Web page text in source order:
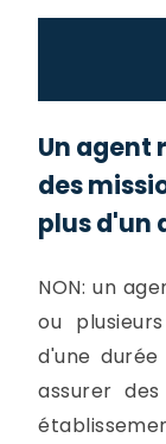
Un agent
des
plus d'un
NON: un
ou
d'une
assurer